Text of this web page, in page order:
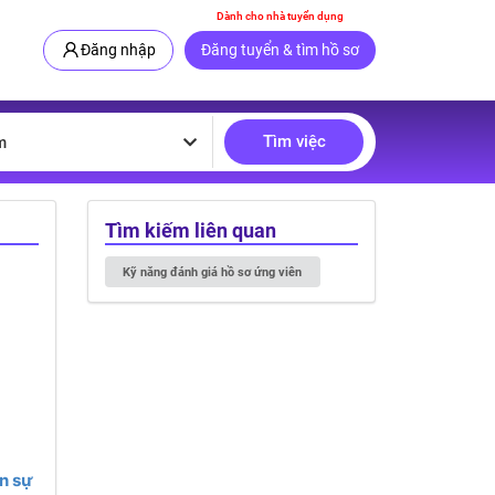
Dành cho nhà tuyển dụng
Đăng nhập Đăng tuyển & tìm hồ sơ
Tìm việc
sự
Tìm kiếm liên quan
Kỹ‍ năng‍ đánh‍ giá‍ hồ‍ sơ‍ ứng‍ viên‍